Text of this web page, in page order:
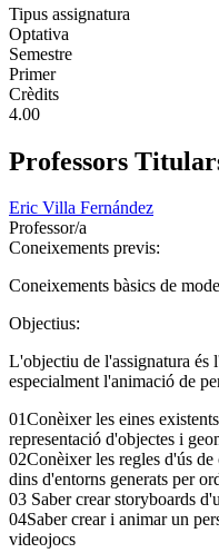
Tipus assignatura
Optativa
Semestre
Primer
Crèdits
4.00
Professors
Eric Villa Fernández
Professor/a
Coneixements previs:
Coneixements bàsics de
Objectius:
L'objectiu de l'assignatura és
especialment l'animació de
01Conèixer les eines
representació d'objectes i
02Conèixer les regles d'ús
dins d'entorns generats per
03 Saber crear storyboards
04Saber crear i animar un
videojocs